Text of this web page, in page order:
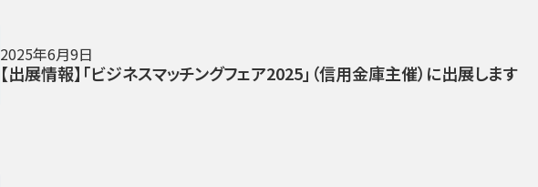
2025年6月9日
【出展情報】「ビジネスマッチングフェア2025」（信用金庫主催）に出展します